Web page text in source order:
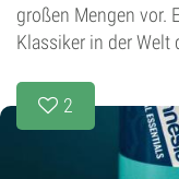
großen Mengen vor.
Klassiker in der Welt
2